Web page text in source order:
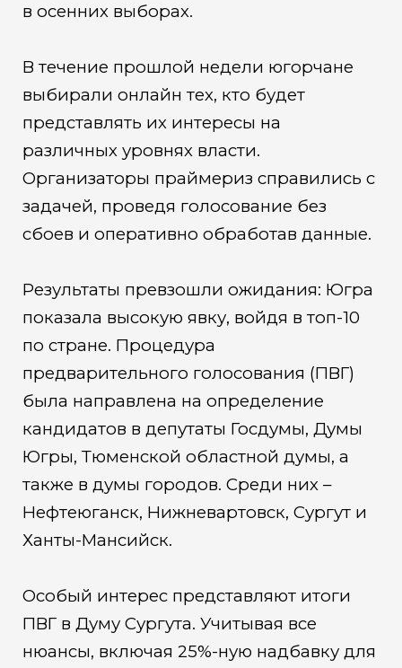
в осенних выборах.
В течение прошлой недели югорчане
выбирали онлайн тех, кто будет
представлять их интересы на
различных уровнях власти.
Организаторы праймериз справились с
задачей, проведя голосование без
сбоев и оперативно обработав данные.
Результаты превзошли ожидания: Югра
показала высокую явку, войдя в топ-10
по стране. Процедура
предварительного голосования (ПВГ)
была направлена на определение
кандидатов в депутаты Госдумы, Думы
Югры, Тюменской областной думы, а
также в думы городов. Среди них –
Нефтеюганск, Нижневартовск, Сургут и
Ханты-Мансийск.
Особый интерес представляют итоги
ПВГ в Думу Сургута. Учитывая все
нюансы, включая 25%-ную надбавку для